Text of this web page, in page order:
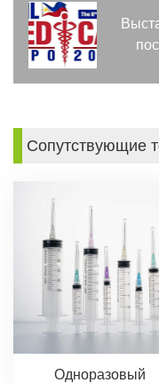
Сопутствующие
Одноразовый